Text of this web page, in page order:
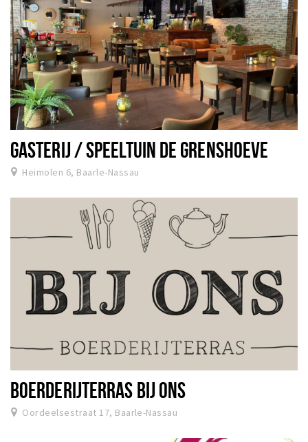
GASTERIJ / SPEELTUIN DE GRENSHOEVE
Heimolen 6, Baarle-Nassau
BOERDERIJTERRAS BIJ ONS
Oordeelsestraat 17, Baarle-Nassau